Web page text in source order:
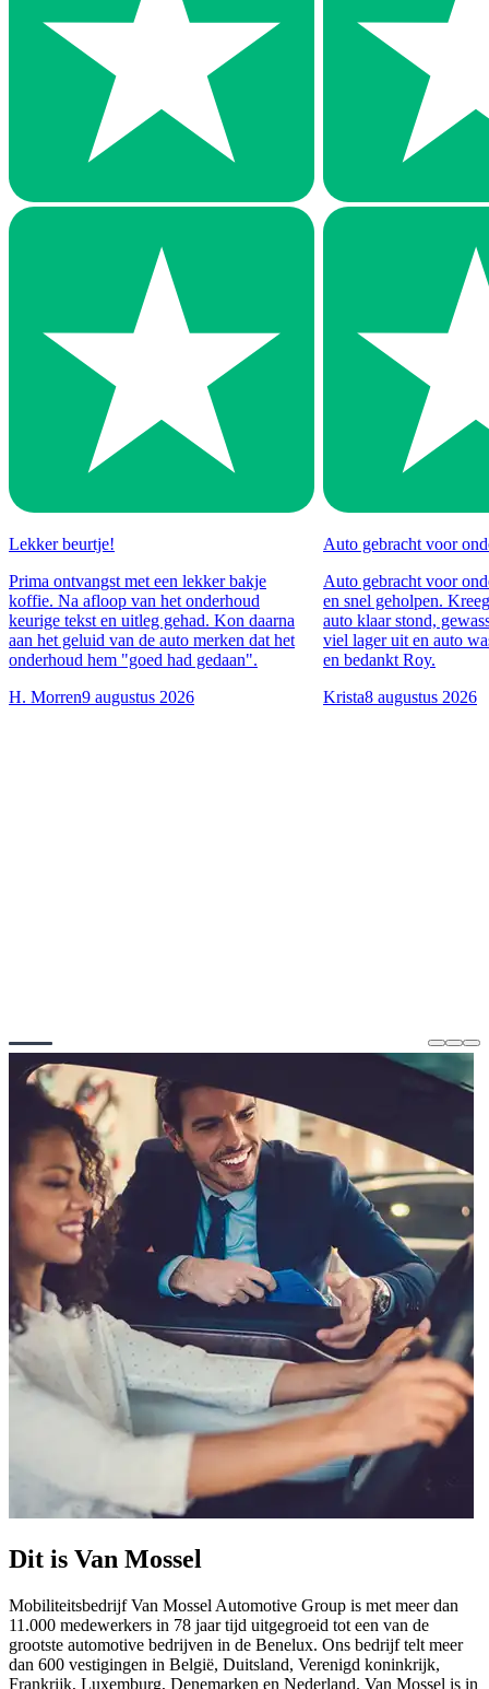
Lekker beurtje!
Prima ontvangst met een lekker bakje
koffie. Na afloop van het onderhoud
keurige tekst en uitleg gehad. Kon daarna
aan het geluid van de auto merken dat het
onderhoud hem "goed had gedaan".
H. Morren9 augustus 2026
Auto gebracht voor
Auto gebracht voor
en snel geholpen.
auto klaar stond,
viel lager uit en auto
en bedankt Roy.
Krista8 augustus 2026
Dit is Van Mossel
Mobiliteitsbedrijf Van Mossel Automotive Group is met meer dan
11.000 medewerkers in 78 jaar tijd uitgegroeid tot een van de
grootste automotive bedrijven in de Benelux. Ons bedrijf telt meer
dan 600 vestigingen in België, Duitsland, Verenigd koninkrijk,
Frankrijk, Luxemburg, Denemarken en Nederland. Van Mossel is in